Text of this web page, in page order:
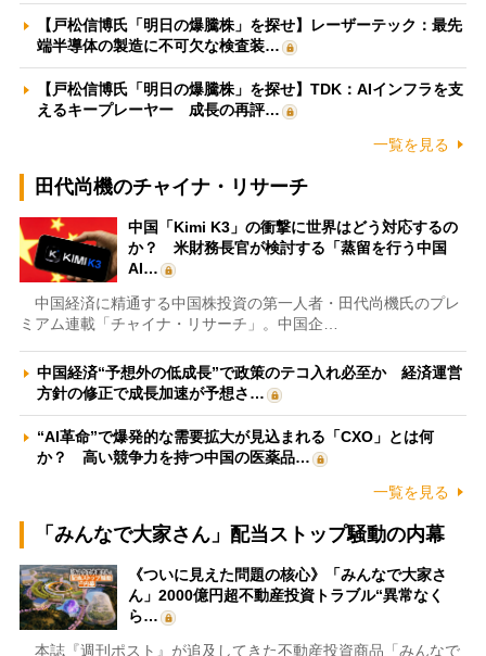
【戸松信博氏「明日の爆騰株」を探せ】レーザーテック：最先
端半導体の製造に不可欠な検査装…
【戸松信博氏「明日の爆騰株」を探せ】TDK：AIインフラを支
えるキープレーヤー 成長の再評…
一覧を見る
田代尚機のチャイナ・リサーチ
中国「Kimi K3」の衝撃に世界はどう対応するの
か？ 米財務長官が検討する「蒸留を行う中国
AI…
中国経済に精通する中国株投資の第一人者・田代尚機氏のプレ
ミアム連載「チャイナ・リサーチ」。中国企…
中国経済“予想外の低成長”で政策のテコ入れ必至か 経済運営
方針の修正で成長加速が予想さ…
“AI革命”で爆発的な需要拡大が見込まれる「CXO」とは何
か？ 高い競争力を持つ中国の医薬品…
一覧を見る
「みんなで大家さん」配当ストップ騒動の内幕
《ついに見えた問題の核心》「みんなで大家さ
ん」2000億円超不動産投資トラブル“異常なく
ら…
本誌『週刊ポスト』が追及してきた不動産投資商品「みんなで